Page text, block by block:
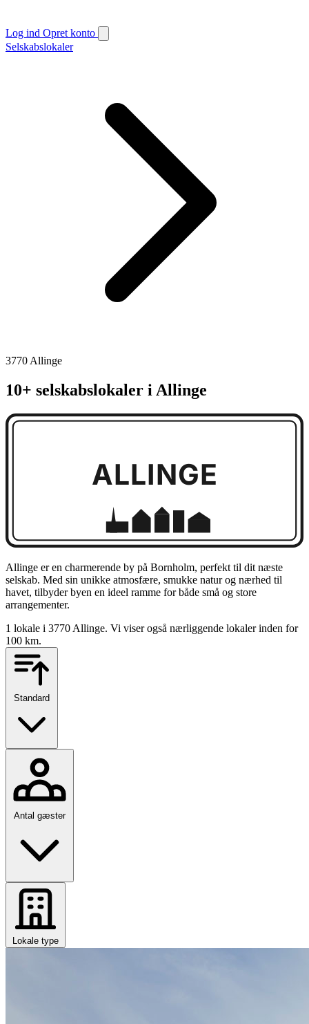
Log ind Opret konto
Selskabslokaler
3770 Allinge
10+ selskabslokaler i Allinge
ALLINGE
Allinge er en charmerende by på Bornholm, perfekt til dit næste
selskab. Med sin unikke atmosfære, smukke natur og nærhed til
havet, tilbyder byen en ideel ramme for både små og store
arrangementer.
1 lokale i 3770 Allinge. Vi viser også nærliggende lokaler inden for
100 km.
Standard
Antal gæster
Lokale type